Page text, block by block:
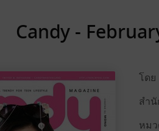
Candy -
โดย
สำ
หม